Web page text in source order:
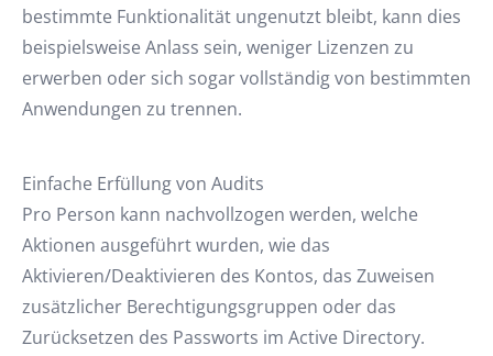
bestimmte Funktionalität ungenutzt bleibt, kann dies
beispielsweise Anlass sein, weniger Lizenzen zu
erwerben oder sich sogar vollständig von bestimmten
Anwendungen zu trennen.
Einfache Erfüllung von Audits
Pro Person kann nachvollzogen werden, welche
Aktionen ausgeführt wurden, wie das
Aktivieren/Deaktivieren des Kontos, das Zuweisen
zusätzlicher Berechtigungsgruppen oder das
Zurücksetzen des Passworts im Active Directory.